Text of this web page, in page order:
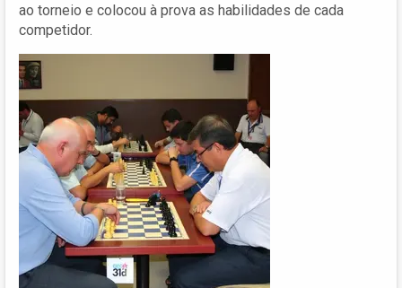
ao torneio e colocou à prova as habilidades de cada
competidor.